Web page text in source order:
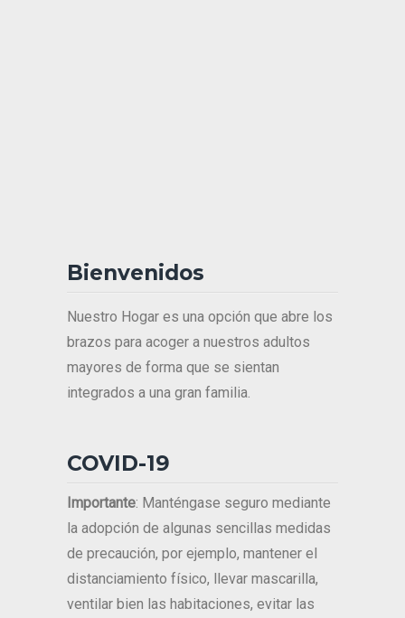
Bienvenidos
Nuestro Hogar es una opción que abre los
brazos para acoger a nuestros adultos
mayores de forma que se sientan
integrados a una gran familia.
COVID-19
Importante: Manténgase seguro mediante
la adopción de algunas sencillas medidas
de precaución, por ejemplo, mantener el
distanciamiento físico, llevar mascarilla,
ventilar bien las habitaciones, evitar las